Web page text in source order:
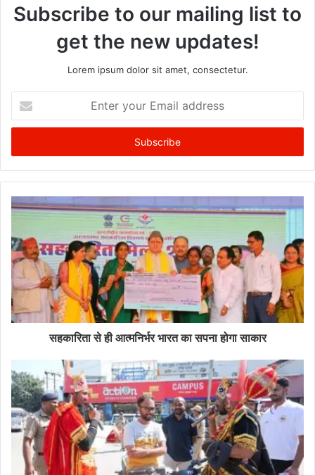
Subscribe to our mailing list to
get the new updates!
Lorem ipsum dolor sit amet, consectetur.
your
Email
सहकारिता से ही आत्मनिर्भर भारत का सपना होगा साकार